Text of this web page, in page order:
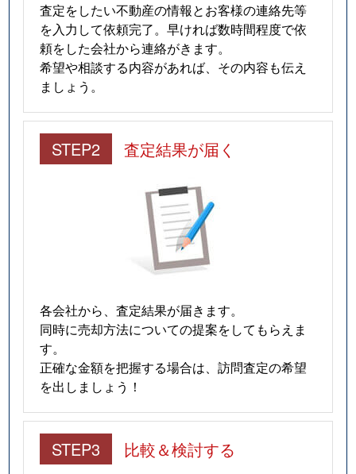
査定をしたい不動産の情報とお客様の連絡先等
を入力して依頼完了。早ければ数時間程度で依
頼をした会社から連絡がきます。
希望や相談する内容があれば、その内容も伝え
ましょう。
STEP2 査定結果が届く
各会社から、査定結果が届きます。
同時に売却方法についての提案をしてもらえま
す。
正確な金額を把握する場合は、訪問査定の希望
を出しましょう！
STEP3 比較＆検討する